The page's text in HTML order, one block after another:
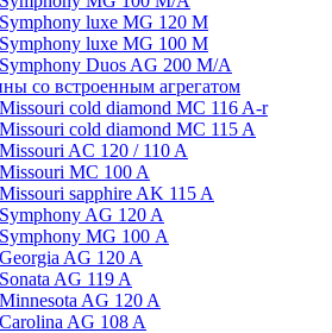
Symphony luxe MG 120 M
Symphony luxe MG 100 M
Symphony Duos AG 200 M/A
со встроенным агрегатом
Missouri cold diamond MC 116 A-r
Missouri cold diamond MC 115 A
Missouri AC 120 / 110 A
Missouri MC 100 A
Missouri sapphire AK 115 A
Symphony AG 120 A
Symphony MG 100 А
Georgia AG 120 A
Sonata AG 119 A
Minnesota AG 120 A
Carolina AG 108 A